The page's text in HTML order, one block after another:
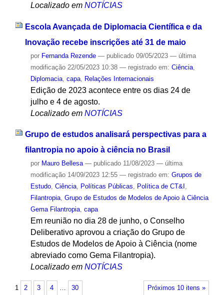
Localizado em NOTÍCIAS
Escola Avançada de Diplomacia Científica e da
Inovação recebe inscrições até 31 de maio
por Fernanda Rezende — publicado09/05/2023 — última
modificação22/05/2023 10:38 — registrado em: Ciência,
Diplomacia, capa, Relações Internacionais
Edição de 2023 acontece entre os dias 24 de
julho e 4 de agosto.
Localizado em NOTÍCIAS
Grupo de estudos analisará perspectivas para a
filantropia no apoio à ciência no Brasil
por Mauro Bellesa — publicado11/08/2023 — última
modificação14/09/2023 12:55 — registrado em: Grupos de
Estudo, Ciência, Políticas Públicas, Política de CT&I ,
Filantropia, Grupo de Estudos de Modelos de Apoio à Ciência
Gema Filantropia, capa
Em reunião no dia 28 de junho, o Conselho
Deliberativo aprovou a criação do Grupo de
Estudos de Modelos de Apoio à Ciência (nome
abreviado como Gema Filantropia).
Localizado em NOTÍCIAS
Próximos 10 itens »
1 2 3 4 … 30